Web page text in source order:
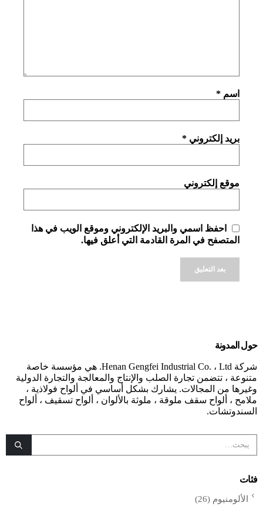
اسم *
بريد إلكتروني *
موقع إلكتروني
احفظ اسمي والبريد الإلكتروني وموقع الويب في هذا
المتصفح في المرة القادمة التي أعلق فيها.
حول المدونة
شركة Henan Gengfei Industrial Co. ، Ltd. هي مؤسسة خاصة
متنوعة ، تتضمن تجارة الصلب والإنتاج والمعالجة والتجارة الدولية
وغيرها من المجالات. يشارك بشكل أساسي في ألواح فولاذية ،
ملامح ، ألواح سقف ملوقة ، ملوثة بالألوان ، ألواح تسقيف ، ألواح
السندوتشات.
فئات
الألومنيوم (26)